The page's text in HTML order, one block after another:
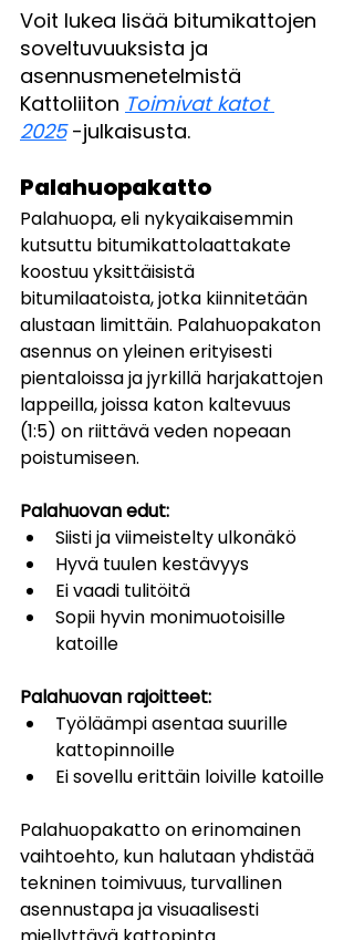
Voit lukea lisää bitumikattojen
soveltuvuuksista ja
asennusmenetelmistä
Kattoliiton Toimivat katot
2025 -julkaisusta.
Palahuopakatto
Palahuopa, eli nykyaikaisemmin
kutsuttu bitumikattolaattakate
koostuu yksittäisistä
bitumilaatoista, jotka kiinnitetään
alustaan limittäin. Palahuopakaton
asennus on yleinen erityisesti
pientaloissa ja jyrkillä harjakattojen
lappeilla, joissa katon kaltevuus
(1:5) on riittävä veden nopeaan
poistumiseen.
Palahuovan edut:
Siisti ja viimeistelty ulkonäkö
Hyvä tuulen kestävyys
Ei vaadi tulitöitä
Sopii hyvin monimuotoisille
katoille
Palahuovan rajoitteet:
Työläämpi asentaa suurille
kattopinnoille
Ei sovellu erittäin loiville katoille
Palahuopakatto on erinomainen
vaihtoehto, kun halutaan yhdistää
tekninen toimivuus, turvallinen
asennustapa ja visuaalisesti